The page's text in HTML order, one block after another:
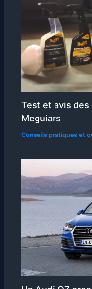
Test et avis des
Meguiars
Conseils pratiques et